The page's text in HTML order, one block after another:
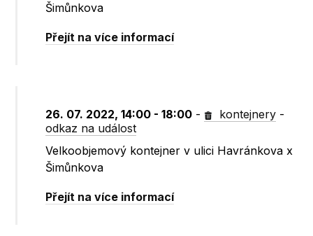
Šimůnkova
Přejít na více informací
26. 07. 2022, 14:00 - 18:00 - kontejnery -
odkaz na událost
Velkoobjemový kontejner v ulici Havránkova x
Šimůnkova
Přejít na více informací